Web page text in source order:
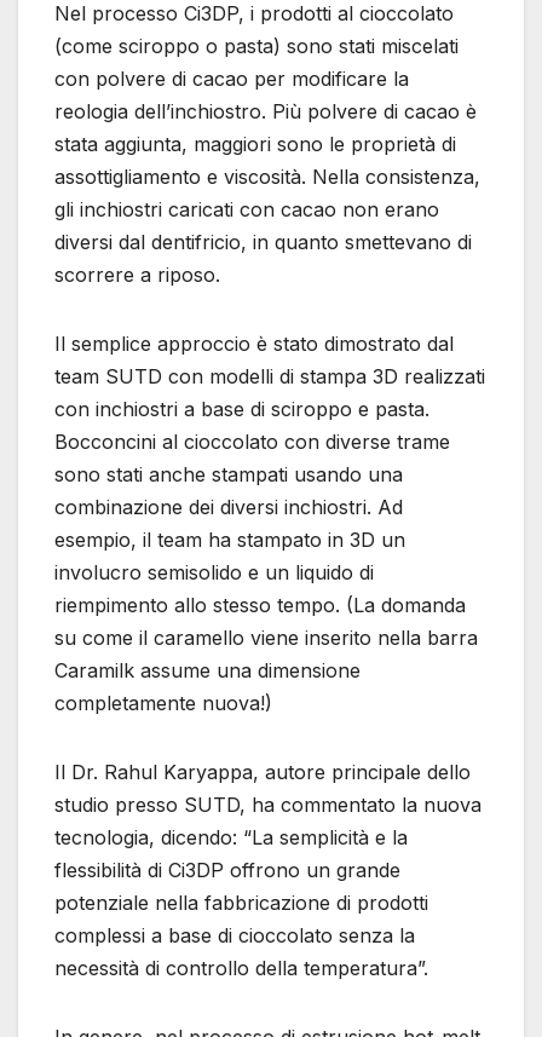
Nel processo Ci3DP, i prodotti al cioccolato
(come sciroppo o pasta) sono stati miscelati
con polvere di cacao per modificare la
reologia dell’inchiostro. Più polvere di cacao è
stata aggiunta, maggiori sono le proprietà di
assottigliamento e viscosità. Nella consistenza,
gli inchiostri caricati con cacao non erano
diversi dal dentifricio, in quanto smettevano di
scorrere a riposo.
Il semplice approccio è stato dimostrato dal
team SUTD con modelli di stampa 3D realizzati
con inchiostri a base di sciroppo e pasta.
Bocconcini al cioccolato con diverse trame
sono stati anche stampati usando una
combinazione dei diversi inchiostri. Ad
esempio, il team ha stampato in 3D un
involucro semisolido e un liquido di
riempimento allo stesso tempo. (La domanda
su come il caramello viene inserito nella barra
Caramilk assume una dimensione
completamente nuova!)
Il Dr. Rahul Karyappa, autore principale dello
studio presso SUTD, ha commentato la nuova
tecnologia, dicendo: “La semplicità e la
flessibilità di Ci3DP offrono un grande
potenziale nella fabbricazione di prodotti
complessi a base di cioccolato senza la
necessità di controllo della temperatura”.